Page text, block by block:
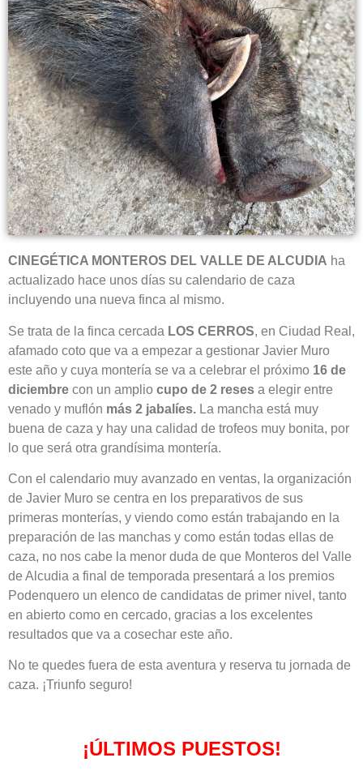
CINEGÉTICA MONTEROS DEL VALLE DE ALCUDIA ha
actualizado hace unos días su calendario de caza
incluyendo una nueva finca al mismo.
Se trata de la finca cercada LOS CERROS, en Ciudad Real,
afamado coto que va a empezar a gestionar Javier Muro
este año y cuya montería se va a celebrar el próximo 16 de
diciembre con un amplio cupo de 2 reses a elegir entre
venado y muflón más 2 jabalíes. La mancha está muy
buena de caza y hay una calidad de trofeos muy bonita, por
lo que será otra grandísima montería.
Con el calendario muy avanzado en ventas, la organización
de Javier Muro se centra en los preparativos de sus
primeras monterías, y viendo como están trabajando en la
preparación de las manchas y como están todas ellas de
caza, no nos cabe la menor duda de que Monteros del Valle
de Alcudia a final de temporada presentará a los premios
Podenquero un elenco de candidatas de primer nivel, tanto
en abierto como en cercado, gracias a los excelentes
resultados que va a cosechar este año.
No te quedes fuera de esta aventura y reserva tu jornada de
caza. ¡Triunfo seguro!
¡ÚLTIMOS PUESTOS!